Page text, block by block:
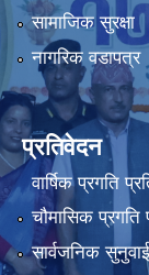
सामाजिक सुरक्षा
नागरिक वडापत्र
प्रतिवेदन
वार्षिक प्रगति
चौमासिक प्रगति
सार्वजनिक सुनुवाई